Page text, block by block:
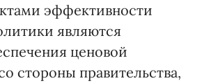
эффективности
являются
ценовой
стороны правительства,